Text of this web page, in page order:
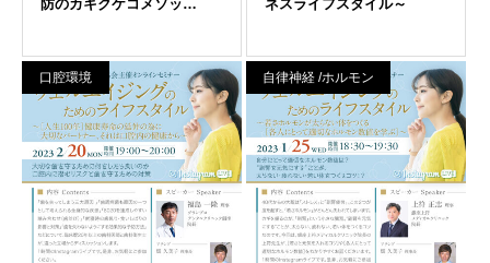
口腔環境 自律神経 /ホルモン